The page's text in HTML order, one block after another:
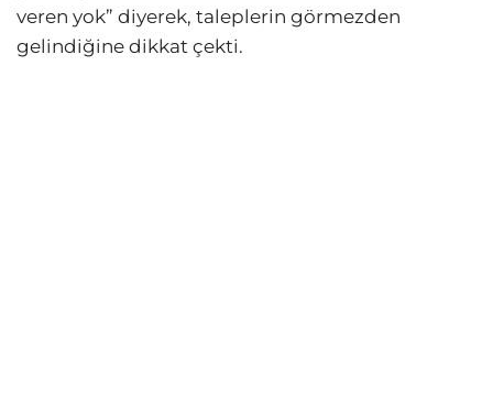
veren yok” diyerek, taleplerin görmezden
gelindiğine dikkat çekti.